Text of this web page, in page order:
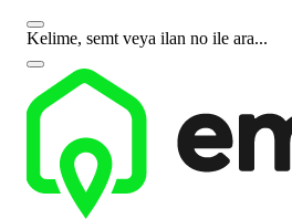
Kelime, semt veya ilan no ile ara...